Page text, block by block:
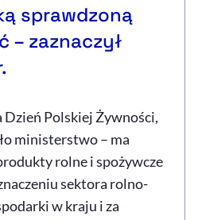
sprawdzoną
– zaznaczył
Dzień Polskiej Żywności,
ministerstwo – ma
rolne i spożywcze
sektora rolno-
w kraju i za